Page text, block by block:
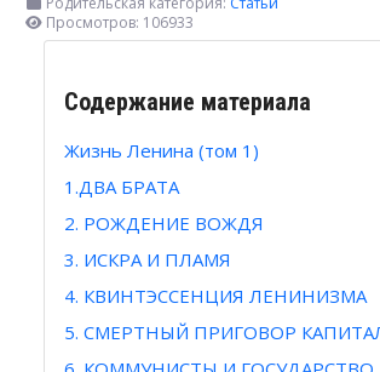
Просмотров: 106933
Содержание материала
Жизнь Ленина (том 1)
1.ДВА БРАТА
2. РОЖДЕНИЕ ВОЖДЯ
3. ИСКРА И ПЛАМЯ
4. КВИНТЭССЕНЦИЯ ЛЕНИНИЗМА
5. СМЕРТНЫЙ ПРИГОВОР